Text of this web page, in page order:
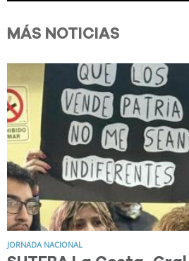
MÁS NOTICIAS
JORNADA NACIONAL